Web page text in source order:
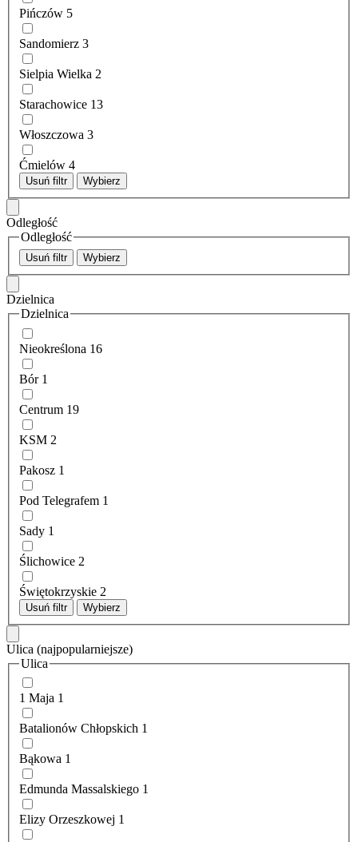
Pińczów 5
Sandomierz 3
Sielpia Wielka 2
Starachowice 13
Włoszczowa 3
Ćmielów 4
Usuń filtr Wybierz
Odległość
Odległość
Usuń filtr Wybierz
Dzielnica
Dzielnica
Nieokreślona 16
Bór 1
Centrum 19
KSM 2
Pakosz 1
Pod Telegrafem 1
Sady 1
Ślichowice 2
Świętokrzyskie 2
Usuń filtr Wybierz
Ulica (najpopularniejsze)
Ulica
1 Maja 1
Batalionów Chłopskich 1
Bąkowa 1
Edmunda Massalskiego 1
Elizy Orzeszkowej 1